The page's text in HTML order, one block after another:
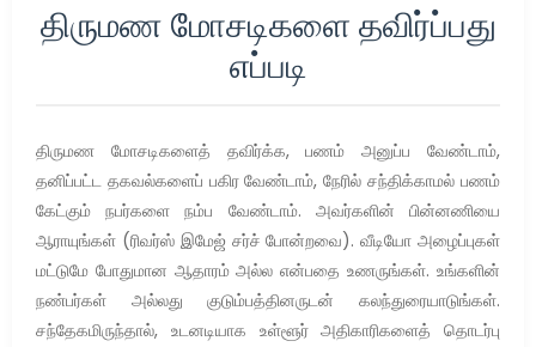
திருமண மோசடிகளை தவிர்ப்பது
எப்படி
திருமண மோசடிகளைத் தவிர்க்க, பணம் அனுப்ப வேண்டாம்,
தனிப்பட்ட தகவல்களைப் பகிர வேண்டாம், நேரில் சந்திக்காமல் பணம்
கேட்கும் நபர்களை நம்ப வேண்டாம். அவர்களின் பின்னணியை
ஆராயுங்கள் (ரிவர்ஸ் இமேஜ் சர்ச் போன்றவை). வீடியோ அழைப்புகள்
மட்டுமே போதுமான ஆதாரம் அல்ல என்பதை உணருங்கள். உங்களின்
நண்பர்கள் அல்லது குடும்பத்தினருடன் கலந்துரையாடுங்கள்.
சந்தேகமிருந்தால், உடனடியாக உள்ளூர் அதிகாரிகளைத் தொடர்பு